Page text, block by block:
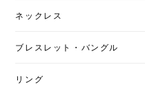
ネックレス
ブレスレット・バングル
リング